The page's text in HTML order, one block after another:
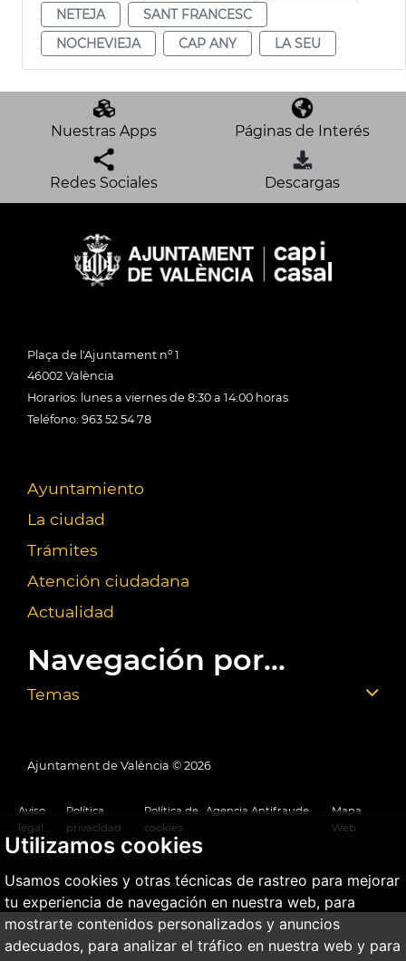
Utilizamos cookies
Usamos cookies y otras técnicas de rastreo para mejorar
tu experiencia de navegación en nuestra web, para
mostrarte contenidos personalizados y anuncios
adecuados, para analizar el tráfico en nuestra web y para
NETEJA
SANT FRANCESC
NOCHEVIEJA
CAP ANY LA SEU
Nuestras Apps Páginas de Interés
Redes Sociales Descargas
Plaça de l'Ajuntament nº 1
46002 València
Horarios: lunes a viernes de 8:30 a 14:00 horas
Teléfono: 963 52 54 78
Ayuntamiento
La ciudad
Trámites
Atención ciudadana
Actualidad
Navegación por...
Temas
Ajuntament de València © 2026
Aviso
legal
Política
privacidad
Política de
cookies
Agencia Antifraude
Mapa
Web